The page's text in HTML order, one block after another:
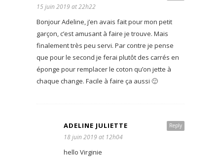
15 juin 2019 at 22h22
Bonjour Adeline, j’en avais fait pour mon petit
garçon, c’est amusant à faire je trouve. Mais
finalement très peu servi. Par contre je pense
que pour le second je ferai plutôt des carrés en
éponge pour remplacer le coton qu’on jette à
chaque change. Facile à faire ça aussi 🙂
Reply
ADELINE JULIETTE
18 juin 2019 at 12h04
hello Virginie